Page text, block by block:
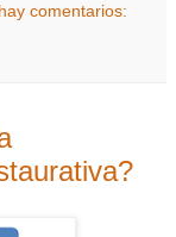
comentarios: